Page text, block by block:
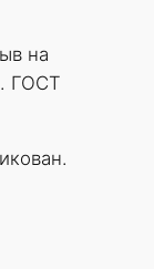
на
ГОСТ